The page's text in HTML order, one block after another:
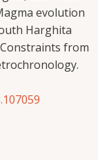
evolution
Harghita
from